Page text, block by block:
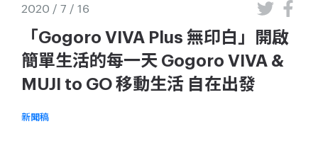
2020 / 7 / 16
「Gogoro VIVA Plus 無印白」開啟
簡單生活的每一天 Gogoro VIVA &
MUJI to GO 移動生活 自在出發
新聞稿